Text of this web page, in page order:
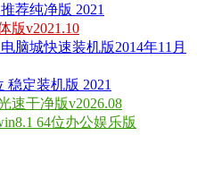
荐纯净版 2021
版v2021.10
脑城快速装机版2014年11月
稳定装机版 2021
速干净版v2026.08
64位办公娱乐版